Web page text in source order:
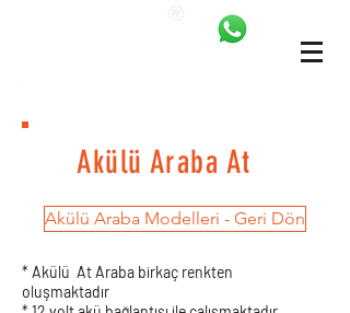
Akülü Araba At
Akülü Araba Modelleri - Geri Dön
* Akülü At Araba birkaç renkten
oluşmaktadır